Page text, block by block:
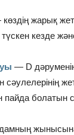
жарық
кезде
— D
сәулелерінің
болатын